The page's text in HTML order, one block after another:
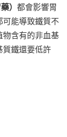
） 都會影響胃
能導致鐵質不
物含有的非血基
質鐵還要低許